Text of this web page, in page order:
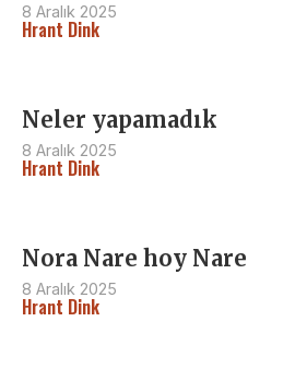
8 Aralık 2025
Hrant Dink
Neler yapamadık
8 Aralık 2025
Hrant Dink
Nora Nare hoy Nare
8 Aralık 2025
Hrant Dink